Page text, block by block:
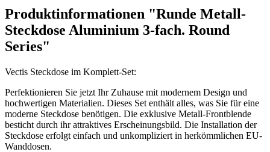
Produktinformationen "Runde Metall-
Steckdose Aluminium 3-fach. Round
Series"
Vectis Steckdose im Komplett-Set:
Perfektionieren Sie jetzt Ihr Zuhause mit modernem Design und
hochwertigen Materialien. Dieses Set enthält alles, was Sie für eine
moderne Steckdose benötigen. Die exklusive Metall-Frontblende
besticht durch ihr attraktives Erscheinungsbild. Die Installation der
Steckdose erfolgt einfach und unkompliziert in herkömmlichen EU-
Wanddosen.